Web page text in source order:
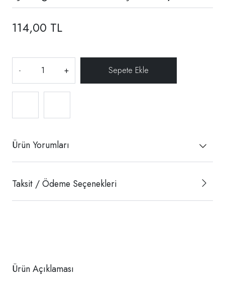
114,00 TL
- +
Ürün Yorumları
Taksit / Ödeme Seçenekleri
Ürün Açıklaması